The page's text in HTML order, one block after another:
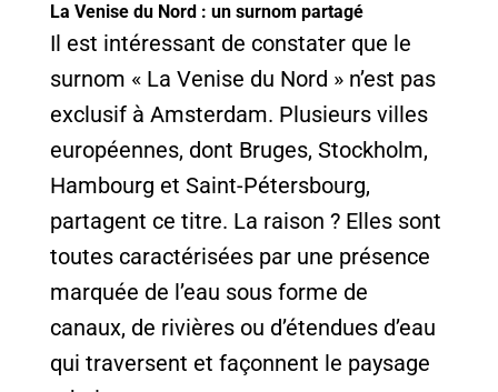
La Venise du Nord : un surnom partagé
Il est intéressant de constater que le
surnom « La Venise du Nord » n’est pas
exclusif à Amsterdam. Plusieurs villes
européennes, dont Bruges, Stockholm,
Hambourg et Saint-Pétersbourg,
partagent ce titre. La raison ? Elles sont
toutes caractérisées par une présence
marquée de l’eau sous forme de
canaux, de rivières ou d’étendues d’eau
qui traversent et façonnent le paysage